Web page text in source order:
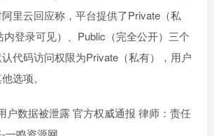
里云回应称，平台提供了Private（私
内登录可见）、Public（完全公开）三个
代码访问权限为Private（私有），用户
选项。